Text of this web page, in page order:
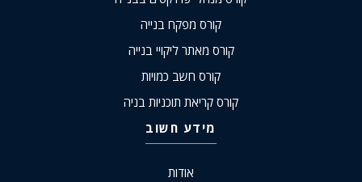
קורס מפקח בנייה
קורס מאתר ליקויי בנייה
קורס חשב כמויות
קורס קריאת תוכניות בניה
מידע חשוב
אודות